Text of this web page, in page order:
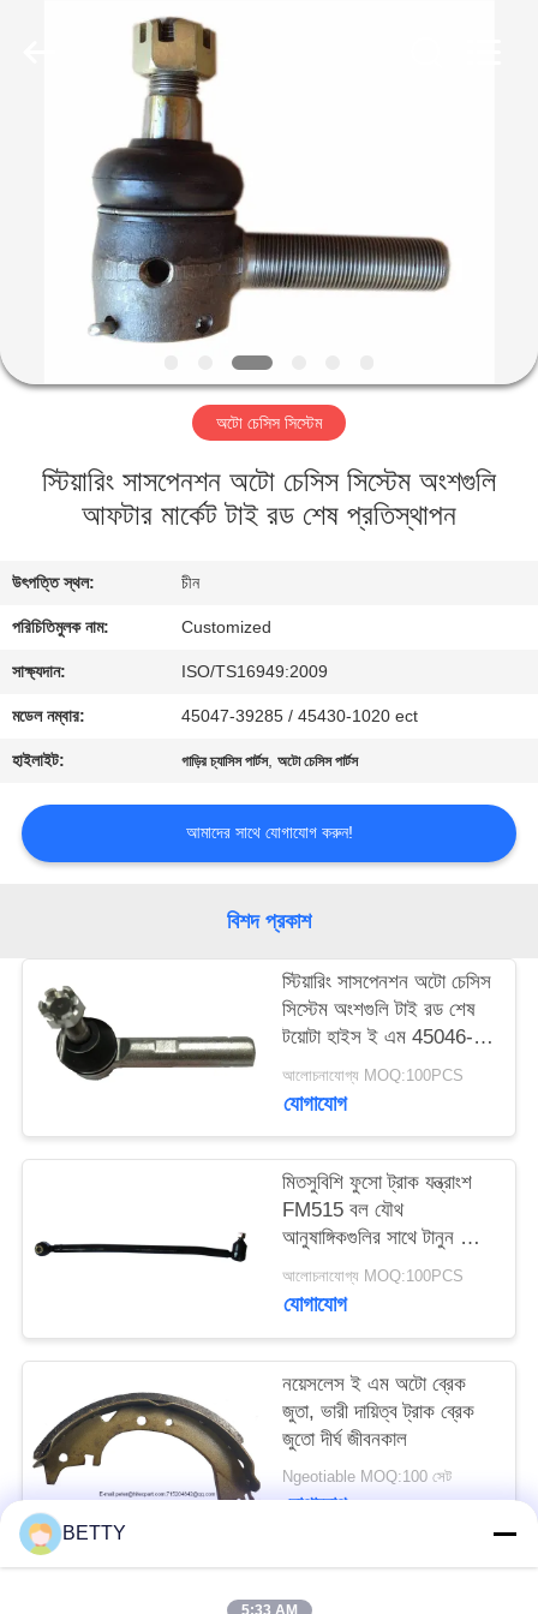
আমাদের
সম্পর্কে
কারখানা
মান
নিয়ন্ত্রণ
উদ্ধৃতির
জন্য
সাইট
PRIVACY
POLICY
অটো চেসিস সিস্টেম
স্টিয়ারিং সাসপেনশন অটো চেসিস সিস্টেম অংশগুলি
আফটার মার্কেট টাই রড শেষ প্রতিস্থাপন
উৎপত্তি স্থল: চীন
পরিচিতিমুলক নাম: Customized
সাক্ষ্যদান: ISO/TS16949:2009
মডেল নম্বার: 45047-39285 / 45430-1020 ect
হাইলাইট: গাড়ির চ্যাসিস পার্টস,অটো চেসিস পার্টস
আমাদের সাথে যোগাযোগ করুন!
বিশদ প্রকাশ
স্টিয়ারিং সাসপেনশন অটো চেসিস
সিস্টেম অংশগুলি টাই রড শেষ
টয়োটা হাইস ই এম 45046-
আলোচনাযোগ্য MOQ:100PCS
যোগাযোগ
মিতসুবিশি ফুসো ট্রাক যন্ত্রাংশ
FM515 বল যৌথ
আনুষাঙ্গিকগুলির সাথে টানুন লিংক
MC405933 আরএইচ
আলোচনাযোগ্য MOQ:100PCS
যোগাযোগ
নয়েসলেস ই এম অটো ব্রেক
জুতা, ভারী দায়িত্ব ট্রাক ব্রেক
জুতো দীর্ঘ জীবনকাল
Ngeotiable MOQ:100 সেট
যোগাযোগ
BETTY
5:33 AM